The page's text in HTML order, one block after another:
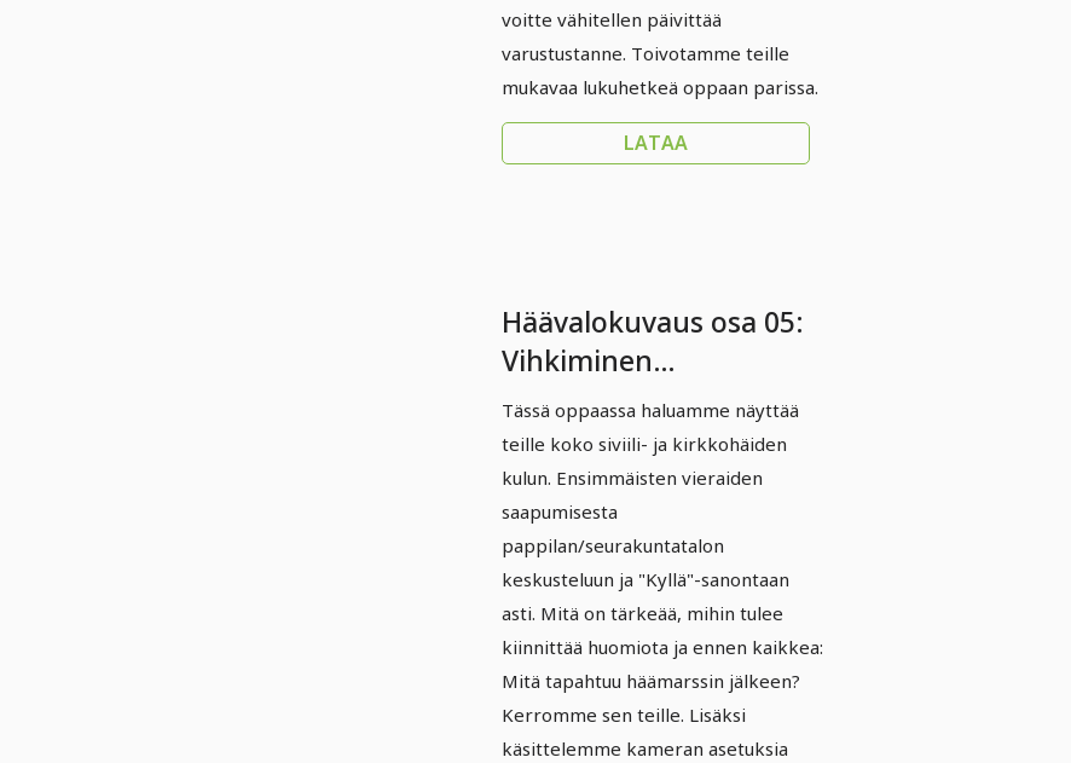
voitte vähitellen päivittää
varustustanne. Toivotamme teille
mukavaa lukuhetkeä oppaan parissa.
LATAA
Häävalokuvaus osa 05:
Vihkiminen
(siviilivihkiminen/kirkko)
Tässä oppaassa haluamme näyttää
teille koko siviili- ja kirkkohäiden
kulun. Ensimmäisten vieraiden
saapumisesta
pappilan/seurakuntatalon
keskusteluun ja "Kyllä"-sanontaan
asti. Mitä on tärkeää, mihin tulee
kiinnittää huomiota ja ennen kaikkea:
Mitä tapahtuu häämarssin jälkeen?
Kerromme sen teille. Lisäksi
käsittelemme kameran asetuksia